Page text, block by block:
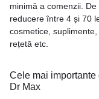
minimă a comenzii.
reducere între 4 și 70
cosmetice,
rețetă etc.
Cele mai
Dr Max